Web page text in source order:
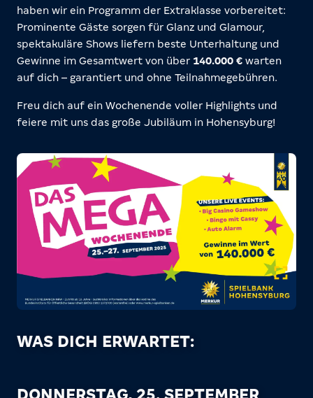
haben wir ein Programm der Extraklasse vorbereitet:
Prominente Gäste sorgen für Glanz und Glamour,
spektakuläre Shows liefern beste Unterhaltung und
Gewinne im Gesamtwert von über 140.000 € warten
auf dich – garantiert und ohne Teilnahmegebühren.
Freu dich auf ein Wochenende voller Highlights und
feiere mit uns das große Jubiläum in Hohensyburg!
WAS DICH ERWARTET: